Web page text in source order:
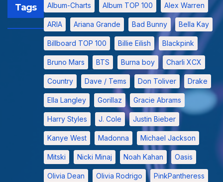
Tags Album-Charts Album TOP 100 Alex Warren
ARIA Ariana Grande Bad Bunny Bella Kay
Billboard TOP 100 Billie Eilish Blackpink
Bruno Mars BTS Burna boy Charli XCX
Country Dave / Tems Don Toliver Drake
Ella Langley Gorillaz Gracie Abrams
Harry Styles J. Cole Justin Bieber
Kanye West Madonna Michael Jackson
Mitski Nicki Minaj Noah Kahan Oasis
Olivia Dean Olivia Rodrigo PinkPantheress